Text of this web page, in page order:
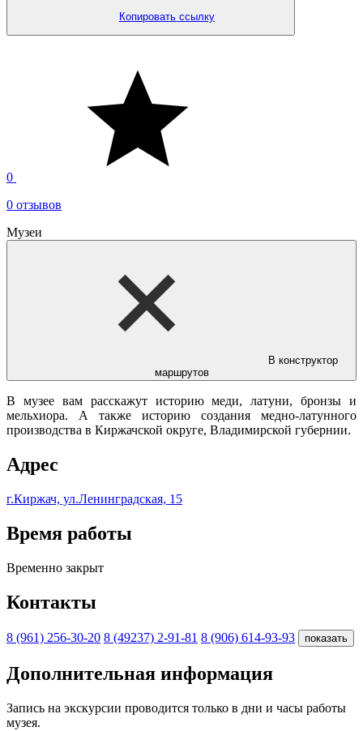
Копировать ссылку
0
0 отзывов
Музеи
В конструктор
маршрутов
В музее вам расскажут историю меди, латуни, бронзы и
мельхиора. А также историю создания медно-латунного
производства в Киржачской округе, Владимирской губернии.
Адрес
г.Киржач, ул.Ленинградская, 15
Время работы
Временно закрыт
Контакты
8 (961) 256-30-20 8 (49237) 2-91-81 8 (906) 614-93-93 показать
Дополнительная информация
Запись на экскурсии проводится только в дни и часы работы
музея.